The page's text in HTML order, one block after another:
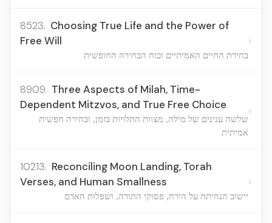
8523. Choosing True Life and the Power of
Free Will
בחירת החיים האמיתיים וכוח הבחירה החופשית
›
8909. Three Aspects of Milah, Time-
Dependent Mitzvos, and True Free Choice
שלשה ענינים של מילה, מצוות התלויות בזמן, ובחירה חפשית
אמיתית
›
10213. Reconciling Moon Landing, Torah
Verses, and Human Smallness
יישוב הנחיתה על הירח, פסוקי התורה, ושפלות האדם
›